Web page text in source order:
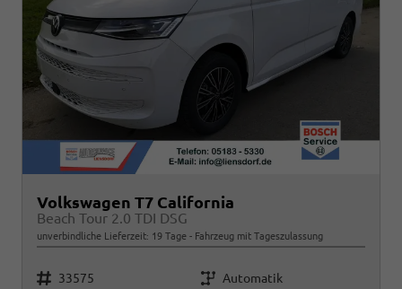
Volkswagen T7 California
Beach Tour 2.0 TDI DSG
unverbindliche Lieferzeit: 19 Tage Fahrzeug mit Tageszulassung
Fahrzeugnr. 33575 Getriebe Automatik